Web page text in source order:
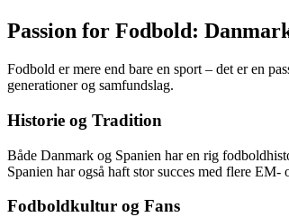
Passion for Fodbold:
Fodbold er mere end bare en sport – det er en
generationer og samfundslag.
Historie og Tradition
Både Danmark og Spanien har en rig
Spanien har også haft stor succes med flere
Fodboldkultur og Fans